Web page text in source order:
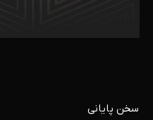
سخن پایانی